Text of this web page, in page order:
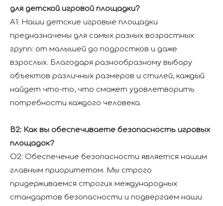
для детской игровой площадки?
A1: Наши детские игровые площадки
предназначены для самых разных возрастных
групп: от малышей до подростков и даже
взрослых. Благодаря разнообразному выбору
объектов различных размеров и стилей, каждый
найдет что-то, что сможет удовлетворить
потребности каждого человека.
В2: Как вы обеспечиваете безопасность игровых
площадок?
О2: Обеспечение безопасности является нашим
главным приоритетом. Мы строго
придерживаемся строгих международных
стандартов безопасности и подвергаем наши